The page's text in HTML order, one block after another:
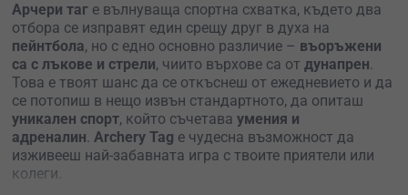
Арчери таг е вълнуваща спортна схватка, където два
отбора се изправят един срещу друг в духа на
пейнтбола, но с едно основно различие – въоръжени
са с лъкове и стрели, чиито върхове са от дунапрен.
Това е твоят шанс да се откъснеш от ежедневието и да
се потопиш в нещо извън стандартното, да опиташ
уникален спорт, който съчетава умения и
адреналин. Archery Tag е чудесна възможност да
изживееш най-забавната игра с твоите приятели или
колеги.